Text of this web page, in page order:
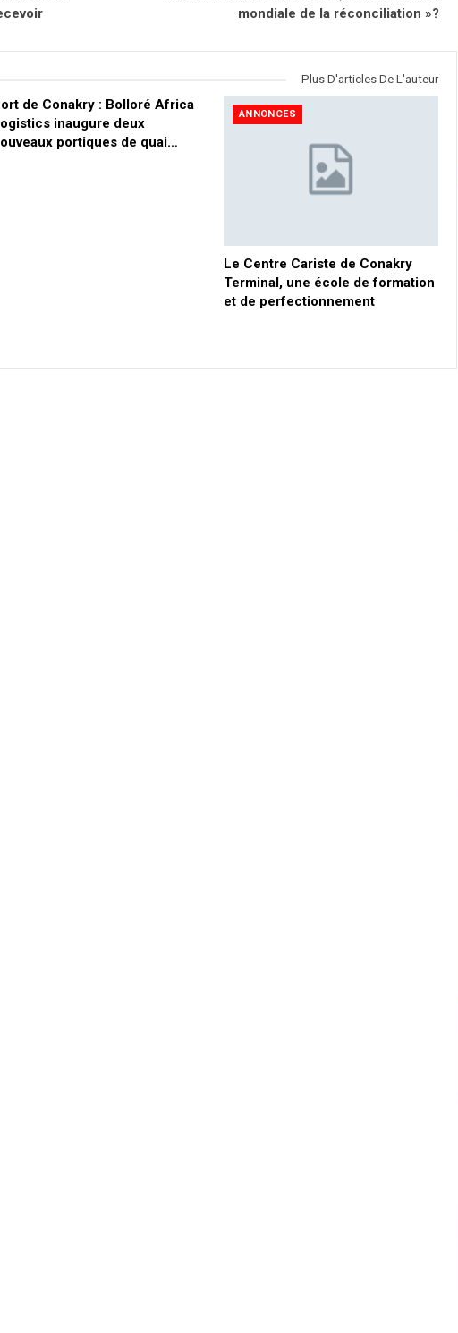
mondiale de la réconciliation »?
Plus D'articles De L'auteur
de Conakry : Bolloré Africa
inaugure deux
portiques de quai…
ANNONCES
Le Centre Cariste de Conakry
Terminal, une école de formation
et de perfectionnement